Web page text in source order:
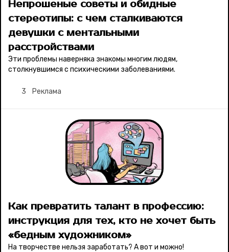
Соцсети
Непрошеные советы и обидные
стереотипы: с чем сталкиваются
девушки с ментальными
расстройствами
Эти проблемы наверняка знакомы многим людям,
столкнувшимся с психическими заболеваниями.
3 Реклама
Как превратить талант в профессию:
инструкция для тех, кто не хочет быть
«бедным художником»
На творчестве нельзя заработать? А вот и можно!